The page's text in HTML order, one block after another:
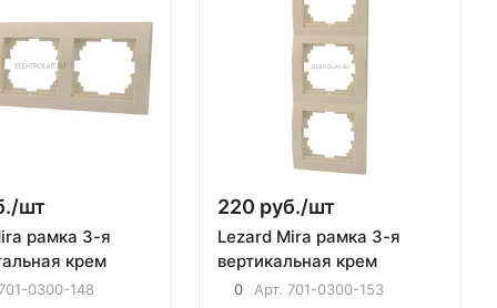
шт
рамка 3-я
крем
701-0300-148
220 руб./шт
Lezard Mira рамка 3-я
вертикальная крем
0 Арт. 701-0300-153